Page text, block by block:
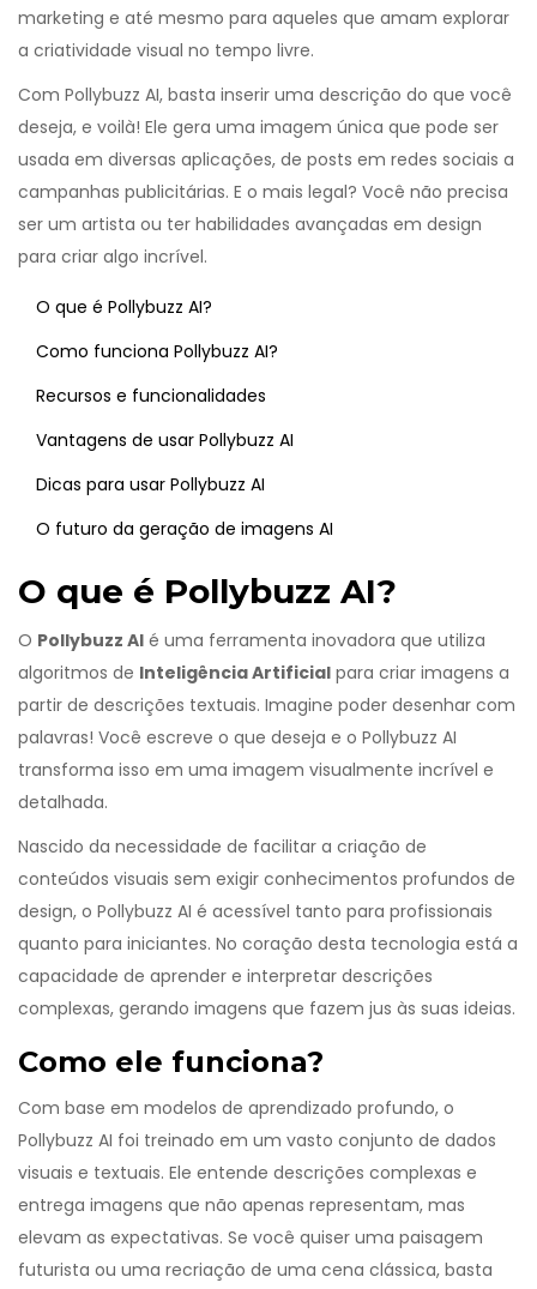
marketing e até mesmo para aqueles que amam explorar
a criatividade visual no tempo livre.
Com Pollybuzz AI, basta inserir uma descrição do que você
deseja, e voilà! Ele gera uma imagem única que pode ser
usada em diversas aplicações, de posts em redes sociais a
campanhas publicitárias. E o mais legal? Você não precisa
ser um artista ou ter habilidades avançadas em design
para criar algo incrível.
O que é Pollybuzz AI?
Como funciona Pollybuzz AI?
Recursos e funcionalidades
Vantagens de usar Pollybuzz AI
Dicas para usar Pollybuzz AI
O futuro da geração de imagens AI
O que é Pollybuzz AI?
O Pollybuzz AI é uma ferramenta inovadora que utiliza
algoritmos de Inteligência Artificial para criar imagens a
partir de descrições textuais. Imagine poder desenhar com
palavras! Você escreve o que deseja e o Pollybuzz AI
transforma isso em uma imagem visualmente incrível e
detalhada.
Nascido da necessidade de facilitar a criação de
conteúdos visuais sem exigir conhecimentos profundos de
design, o Pollybuzz AI é acessível tanto para profissionais
quanto para iniciantes. No coração desta tecnologia está a
capacidade de aprender e interpretar descrições
complexas, gerando imagens que fazem jus às suas ideias.
Como ele funciona?
Com base em modelos de aprendizado profundo, o
Pollybuzz AI foi treinado em um vasto conjunto de dados
visuais e textuais. Ele entende descrições complexas e
entrega imagens que não apenas representam, mas
elevam as expectativas. Se você quiser uma paisagem
futurista ou uma recriação de uma cena clássica, basta